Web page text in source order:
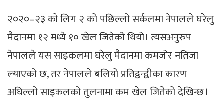
२०२०–२३ को लिग २ को पछिल्लो सर्कलमा नेपालले घरेलु
मैदानमा १२ मध्ये १० खेल जितेको थियो। त्यसअनुरुप
नेपालले यस साइकलमा घरेलु मैदानमा कमजोर नतिजा
ल्याएको छ, तर नेपालले बलियो प्रतिद्वन्द्वीका कारण
अघिल्लो साइकलको तुलनामा कम खेल जितेको देखिन्छ।